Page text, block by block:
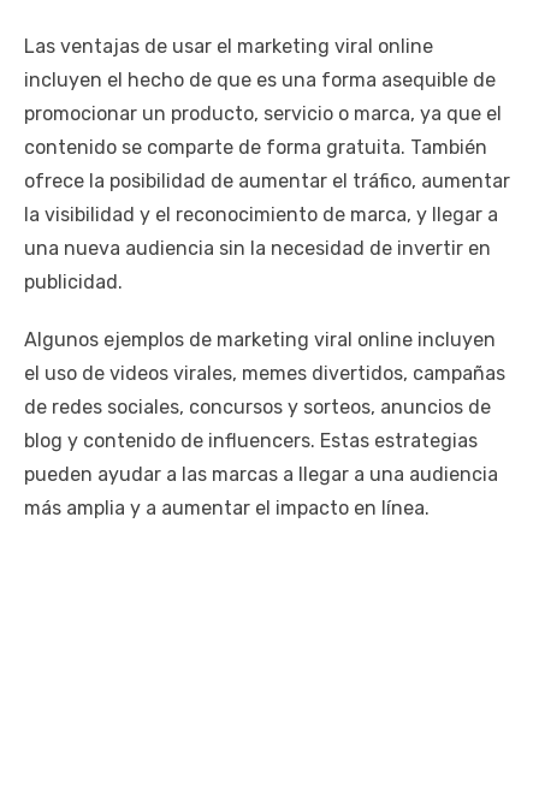
Las ventajas de usar el marketing viral online
incluyen el hecho de que es una forma asequible de
promocionar un producto, servicio o marca, ya que el
contenido se comparte de forma gratuita. También
ofrece la posibilidad de aumentar el tráfico, aumentar
la visibilidad y el reconocimiento de marca, y llegar a
una nueva audiencia sin la necesidad de invertir en
publicidad.
Algunos ejemplos de marketing viral online incluyen
el uso de videos virales, memes divertidos, campañas
de redes sociales, concursos y sorteos, anuncios de
blog y contenido de influencers. Estas estrategias
pueden ayudar a las marcas a llegar a una audiencia
más amplia y a aumentar el impacto en línea.